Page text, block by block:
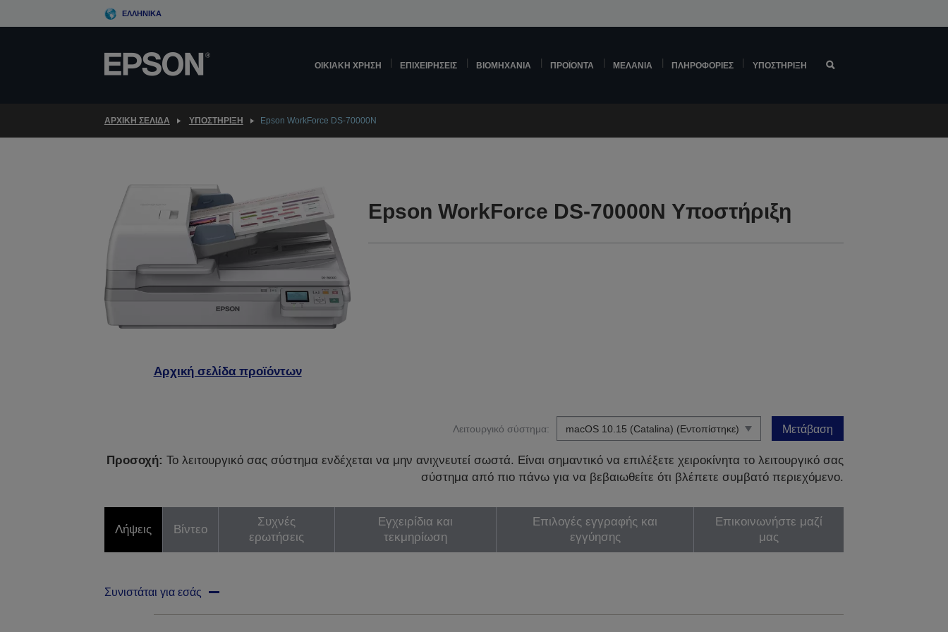
to
ΕΛΛΗΝΙΚΆ
ΟΙΚΙΑΚΉ ΧΡΉΣΗ ΕΠΙΧΕΙΡΉΣΕΙΣ ΒΙΟΜΗΧΑΝΊΑ ΠΡΟΪΌΝΤΑ ΜΕΛΆΝΙΑ ΠΛΗΡΟΦΟΡΊΕΣ ΥΠΟΣΤΉΡΙΞΗ
ΑΡΧΙΚΗ ΣΕΛΙΔΑ ΥΠΟΣΤΉΡΙΞΗ Epson WorkForce DS-70000N
Αρχική σελίδα προϊόντων
Epson WorkForce DS-70000N Υποστήριξη
Λειτουργικό σύστημα: Μετάβαση
Προσοχή: Το λειτουργικό σας σύστημα ενδέχεται να μην ανιχνευτεί σωστά. Είναι σημαντικό να επιλέξετε χειροκίνητα το λειτουργικό σας
σύστημα από πιο πάνω για να βεβαιωθείτε ότι βλέπετε συμβατό περιεχόμενο.
Λήψεις Βίντεο
Συχνές
ερωτήσεις
Εγχειρίδια και
τεκμηρίωση
Επιλογές εγγραφής και
εγγύησης
Επικοινωνήστε μαζί
μας
Συνιστάται για εσάς